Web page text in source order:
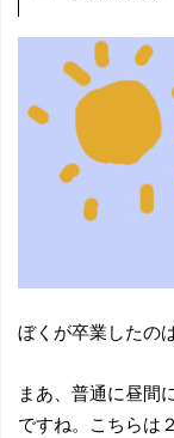
ぼくが卒業したの
まあ、普通に昼間
ですね。こちらは